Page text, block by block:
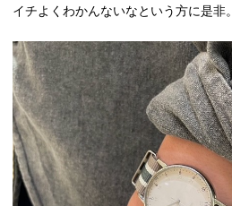
イチよくわかんないなという方に是非。